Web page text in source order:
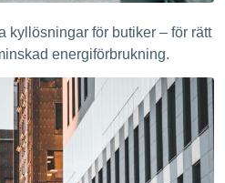
kyllösningar för butiker – för rätt
energiförbrukning.